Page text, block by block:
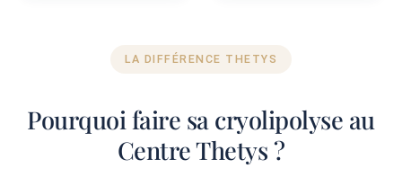
LA DIFFÉRENCE THETYS
Pourquoi faire sa cryolipolyse au
Centre Thetys ?